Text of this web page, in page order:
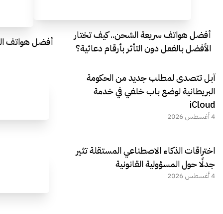
أفضل هواتف سريعة الشحن.. كيف تختار
الأفضل بالفعل دون التأثر بأرقام دعائية؟
أفضل هواتف
آبل تتصدى لمطلب جديد من الحكومة
البريطانية لوضع باب خلفي في خدمة
iCloud
4 أغسطس 2026
اختراقات الذكاء الاصطناعي المستقلة تثير
جدلًا حول المسؤولية القانونية
4 أغسطس 2026